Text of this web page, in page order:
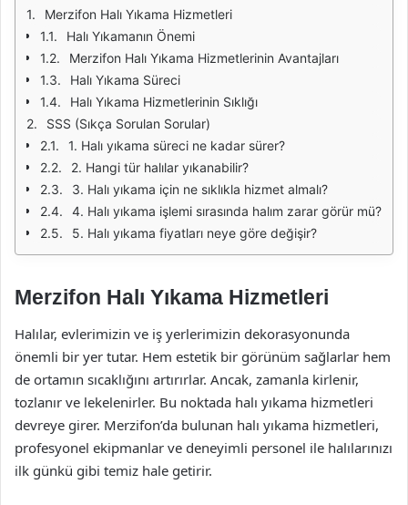
Merzifon Halı Yıkama Hizmetleri
Halı Yıkamanın Önemi
Merzifon Halı Yıkama Hizmetlerinin Avantajları
Halı Yıkama Süreci
Halı Yıkama Hizmetlerinin Sıklığı
SSS (Sıkça Sorulan Sorular)
1. Halı yıkama süreci ne kadar sürer?
2. Hangi tür halılar yıkanabilir?
3. Halı yıkama için ne sıklıkla hizmet almalı?
4. Halı yıkama işlemi sırasında halım zarar görür mü?
5. Halı yıkama fiyatları neye göre değişir?
Merzifon Halı Yıkama Hizmetleri
Halılar, evlerimizin ve iş yerlerimizin dekorasyonunda
önemli bir yer tutar. Hem estetik bir görünüm sağlarlar hem
de ortamın sıcaklığını artırırlar. Ancak, zamanla kirlenir,
tozlanır ve lekelenirler. Bu noktada halı yıkama hizmetleri
devreye girer. Merzifon’da bulunan halı yıkama hizmetleri,
profesyonel ekipmanlar ve deneyimli personel ile halılarınızı
ilk günkü gibi temiz hale getirir.